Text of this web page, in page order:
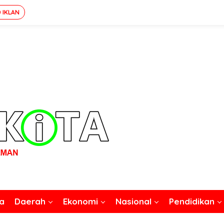
IKLAN
Daerah Ekonomi Nasional Pendidikan